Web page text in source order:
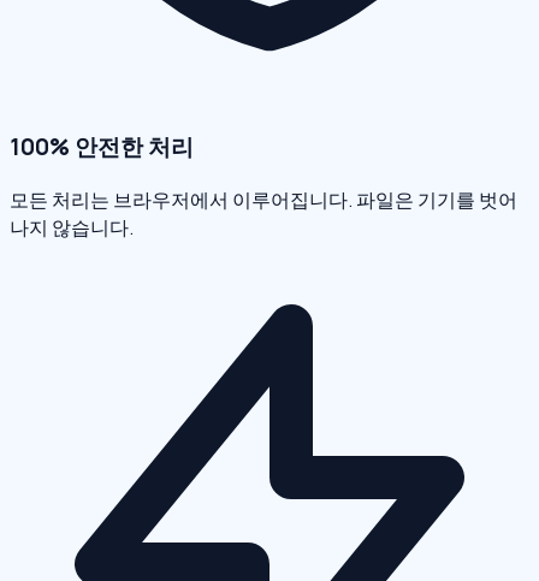
100% 안전한 처리
모든 처리는 브라우저에서 이루어집니다. 파일은 기기를 벗어
나지 않습니다.